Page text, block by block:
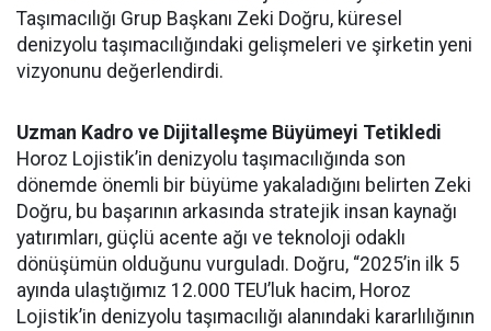
Taşımacılığı Grup Başkanı Zeki Doğru, küresel
denizyolu taşımacılığındaki gelişmeleri ve şirketin yeni
vizyonunu değerlendirdi.
Uzman Kadro ve Dijitalleşme Büyümeyi Tetikledi
Horoz Lojistik’in denizyolu taşımacılığında son
dönemde önemli bir büyüme yakaladığını belirten Zeki
Doğru, bu başarının arkasında stratejik insan kaynağı
yatırımları, güçlü acente ağı ve teknoloji odaklı
dönüşümün olduğunu vurguladı. Doğru, “2025’in ilk 5
ayında ulaştığımız 12.000 TEU’luk hacim, Horoz
Lojistik’in denizyolu taşımacılığı alanındaki kararlılığının